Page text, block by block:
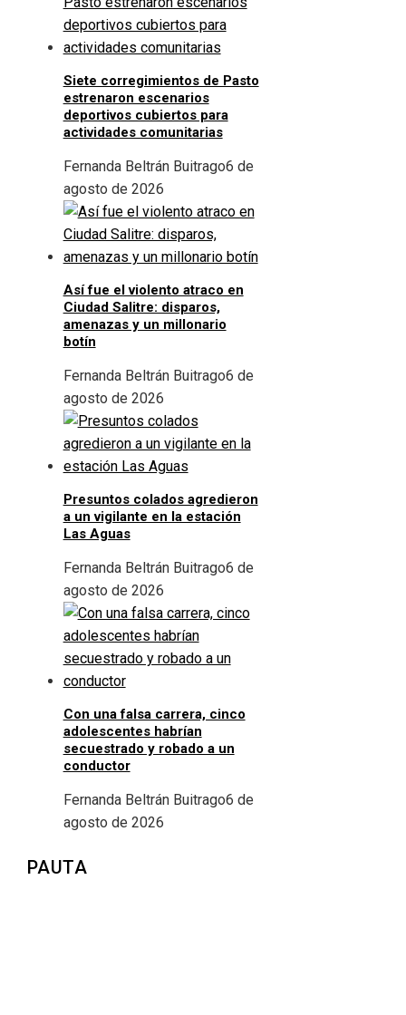
Siete corregimientos de Pasto
estrenaron escenarios
deportivos cubiertos para
actividades comunitarias
Fernanda Beltrán Buitrago6 de
agosto de 2026
Así fue el violento atraco en
Ciudad Salitre: disparos,
amenazas y un millonario
botín
Fernanda Beltrán Buitrago6 de
agosto de 2026
Presuntos colados agredieron
a un vigilante en la estación
Las Aguas
Fernanda Beltrán Buitrago6 de
agosto de 2026
Con una falsa carrera, cinco
adolescentes habrían
secuestrado y robado a un
conductor
Fernanda Beltrán Buitrago6 de
agosto de 2026
PAUTA